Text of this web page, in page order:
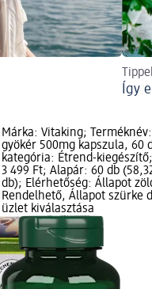
Így
Márka: Vitaking;
gyökér 500mg kapszula, 60
kategória: Étrend-
3 499 Ft; Alapár: 60 db
db); Elérhetőség: Állapot
Rendelhető, Állapot szürke
üzlet kiválasztása